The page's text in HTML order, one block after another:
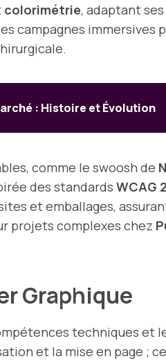
colorimétrie, adaptant
campagnes immersives
: Histoire et Évolution
comme le swoosh de
des standards WCAG
et emballages,
projets complexes chez
Graphique
techniques et
et la mise en page ;